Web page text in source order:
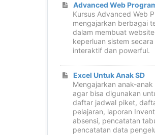
Advanced Web
Kursus Advanced Web
mengajarkan berbagai
dalam membuat
keperluan sistem secara
interaktif dan powerful.
Excel Untuk Anak SD
Mengajarkan anak-
agar bisa digunakan
daftar jadwal piket,
pelajaran, laporan
absensi, pencatatan
pencatatan data